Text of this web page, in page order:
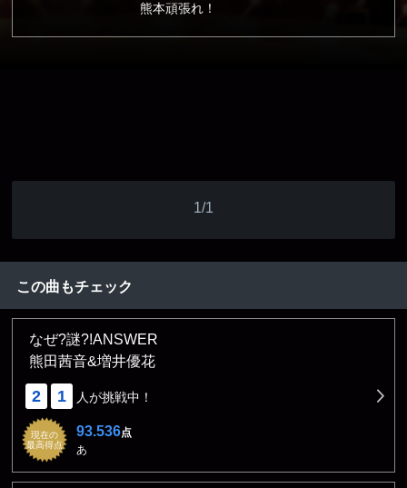
熊本頑張れ！
1/1
この曲もチェック
なぜ?謎?!ANSWER
熊田茜音&増井優花
2 1 人が挑戦中！
現在の
最高得点
93.536点
あ